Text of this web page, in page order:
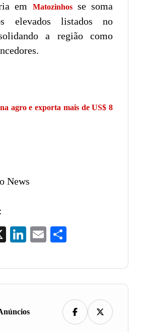
em
Matozinhosse soma
elevados listados no
a região como
agro e exporta mais de US$ 8
News
LinkedIn
Email